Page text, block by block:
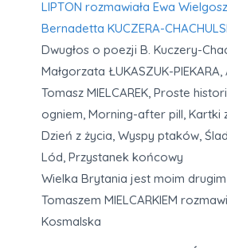
LIPTON rozmawiała Ewa Wielgosz
Bernadetta KUCZERA-
Dwugłos o poezji B. Kuczery-
Małgorzata ŁUKASZUK-
Tomasz MIELCAREK, Proste
ogniem, Morning-after pill, Kartki
Dzień z życia, Wyspy ptaków,
Lód, Przystanek końcowy
Wielka Brytania jest moim
Tomaszem MIELCARKIEM
Kosmalska